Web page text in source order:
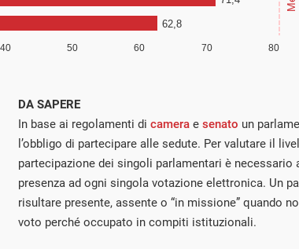
DA SAPERE
In base ai regolamenti di camera e senato un
l’obbligo di partecipare alle sedute. Per valutare il
partecipazione dei singoli parlamentari è necessario
presenza ad ogni singola votazione elettronica. Un
risultare presente, assente o “in missione” quando
voto perché occupato in compiti istituzionali.